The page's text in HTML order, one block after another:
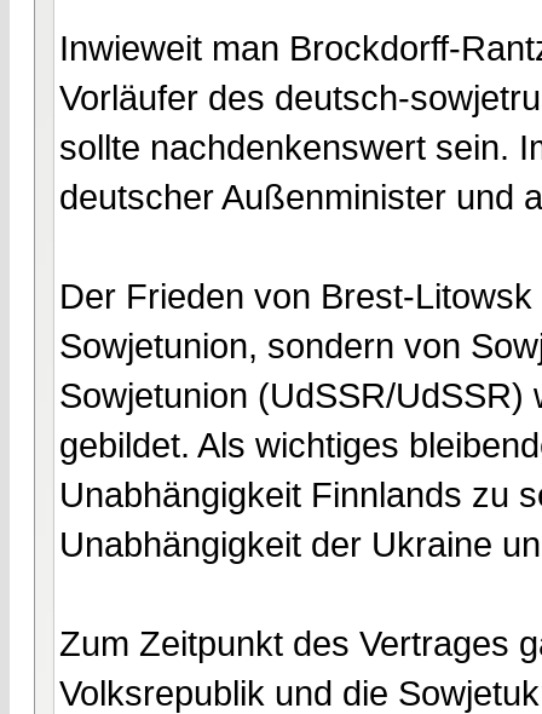
Inwieweit man Brockdorff-
Vorläufer des deutsch-
sollte nachdenkenswert sein.
deutscher Außenminister und
Der Frieden von Brest-
Sowjetunion, sondern von
Sowjetunion (UdSSR/
gebildet. Als wichtiges
Unabhängigkeit Finnlands zu
Unabhängigkeit der Ukraine
Zum Zeitpunkt des Vertrages
Volksrepublik und die